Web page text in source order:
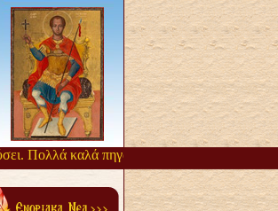
Πολλά καλά πηγάζουν, από την αργοπορία